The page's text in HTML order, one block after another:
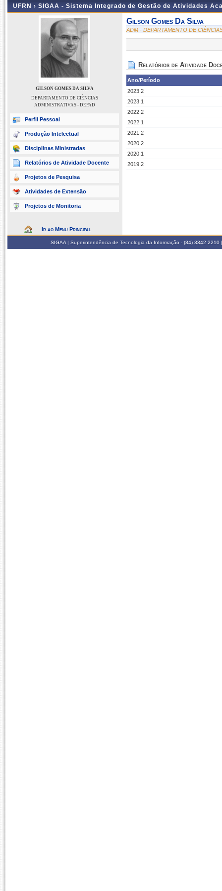
UFRN › SIGAA - Sistema Integrado de Gestão de Atividades
GILSON GOMES DA SILVA
DEPARTAMENTO DE CIÊNCIAS
ADMINISTRATIVAS - DEPAD
Perfil Pessoal
Produção Intelectual
Disciplinas Ministradas
Relatórios de Atividade Docente
Projetos de Pesquisa
Atividades de Extensão
Projetos de Monitoria
Ir ao Menu Principal
Gilson Gomes Da Silva
ADM - DEPARTAMENTO DE
Relatórios de Atividade
Ano/Período
2023.2
2023.1
2022.2
2022.1
2021.2
2020.2
2020.1
2019.2
SIGAA | Superintendência de Tecnologia da Informação - (84) 3342